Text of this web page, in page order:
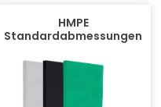
HMPE
Standardabmessungen